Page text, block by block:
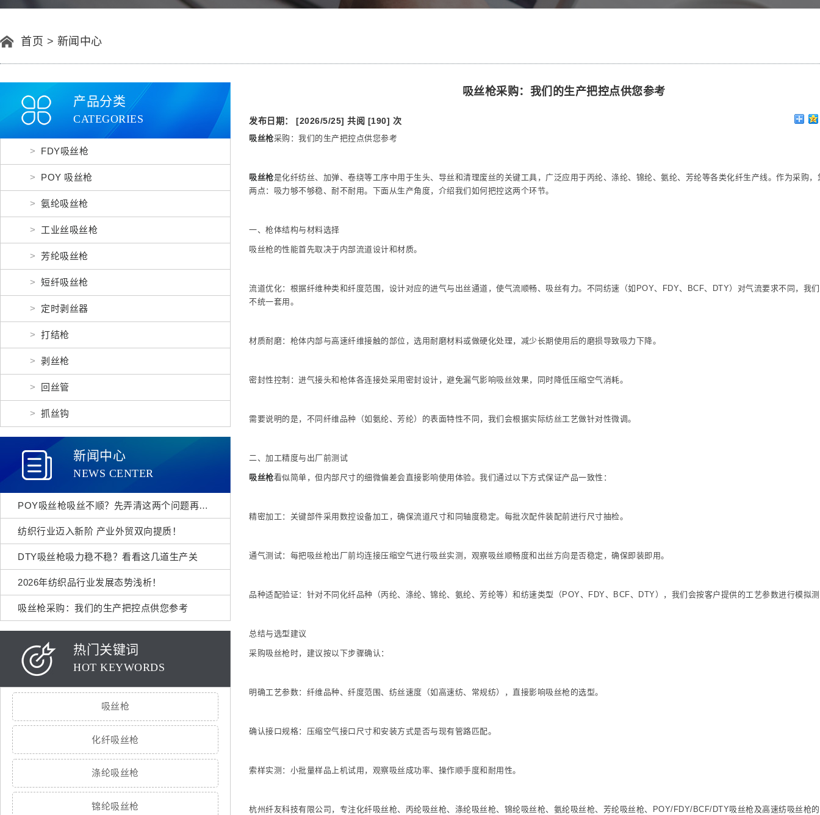
首页 > 新闻中心
产品分类
CATEGORIES
FDY吸丝枪
POY 吸丝枪
氨纶吸丝枪
工业丝吸丝枪
芳纶吸丝枪
短纤吸丝枪
定时剥丝器
打结枪
剥丝枪
回丝管
抓丝钩
新闻中心
NEWS CENTER
POY吸丝枪吸丝不顺？先弄清这两个问题再采购
纺织行业迈入新阶 产业外贸双向提质！
DTY吸丝枪吸力稳不稳？看看这几道生产关
2026年纺织品行业发展态势浅析！
吸丝枪采购：我们的生产把控点供您参考
热门关键词
HOT KEYWORDS
吸丝枪
化纤吸丝枪
涤纶吸丝枪
锦纶吸丝枪
吸丝枪采购：我们的生产把控点供您参考
发布日期： [2026/5/25] 共阅 [190] 次
吸丝枪采购：我们的生产把控点供您参考
吸丝枪是化纤纺丝、加弹、卷绕等工序中用于生头、导丝和清理废丝的关键工具，广泛应用于丙纶、涤纶、锦纶、氨纶、芳纶等各类化纤生产线。作为采购，
两点：吸力够不够稳、耐不耐用。下面从生产角度，介绍我们如何把控这两个环节。
一、枪体结构与材料选择
吸丝枪的性能首先取决于内部流道设计和材质。
流道优化：根据纤维种类和纤度范围，设计对应的进气与出丝通道，使气流顺畅、吸丝有力。不同纺速（如POY、FDY、BCF、DTY）对气流要求不同，我
不统一套用。
材质耐磨：枪体内部与高速纤维接触的部位，选用耐磨材料或做硬化处理，减少长期使用后的磨损导致吸力下降。
密封性控制：进气接头和枪体各连接处采用密封设计，避免漏气影响吸丝效果，同时降低压缩空气消耗。
需要说明的是，不同纤维品种（如氨纶、芳纶）的表面特性不同，我们会根据实际纺丝工艺做针对性微调。
二、加工精度与出厂前测试
吸丝枪看似简单，但内部尺寸的细微偏差会直接影响使用体验。我们通过以下方式保证产品一致性：
精密加工：关键部件采用数控设备加工，确保流道尺寸和同轴度稳定。每批次配件装配前进行尺寸抽检。
通气测试：每把吸丝枪出厂前均连接压缩空气进行吸丝实测，观察吸丝顺畅度和出丝方向是否稳定，确保即装即用。
品种适配验证：针对不同化纤品种（丙纶、涤纶、锦纶、氨纶、芳纶等）和纺速类型（POY、FDY、BCF、DTY），我们会按客户提供的工艺参数进行模拟
总结与选型建议
采购吸丝枪时，建议按以下步骤确认：
明确工艺参数：纤维品种、纤度范围、纺丝速度（如高速纺、常规纺），直接影响吸丝枪的选型。
确认接口规格：压缩空气接口尺寸和安装方式是否与现有管路匹配。
索样实测：小批量样品上机试用，观察吸丝成功率、操作顺手度和耐用性。
杭州纤友科技有限公司，专注化纤吸丝枪、丙纶吸丝枪、涤纶吸丝枪、锦纶吸丝枪、氨纶吸丝枪、芳纶吸丝枪、POY/FDY/BCF/DTY吸丝枪及高速纺吸丝枪